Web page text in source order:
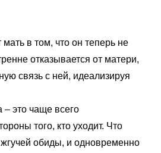
в том, что он теперь не
отказывается от матери,
связь с ней, идеализируя
– это чаще всего
того, кто уходит. Что
обиды, и одновременно